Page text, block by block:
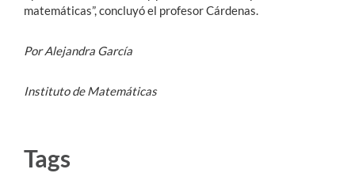
matemáticas”, concluyó el profesor Cárdenas.
Por Alejandra García
Instituto de Matemáticas
Tags